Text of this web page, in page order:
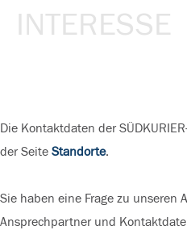
INTERESSE
Die Kontaktdaten der
der Seite Standorte.
Sie haben eine Frage zu unseren
Ansprechpartner und